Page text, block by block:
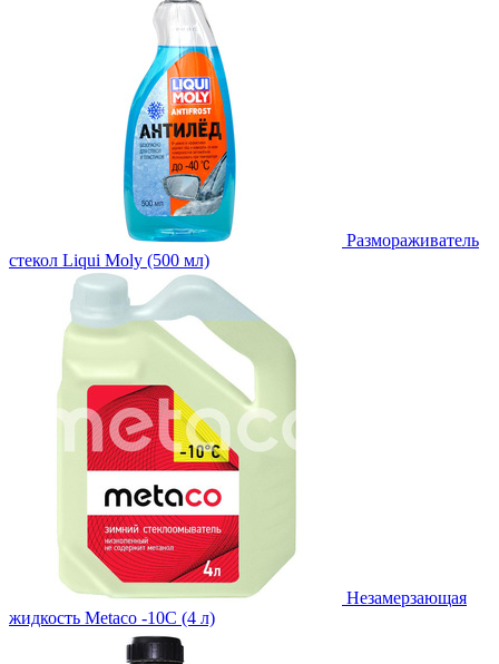
Размораживатель
стекол Liqui Moly (500 мл)
Незамерзающая
жидкость Metaco -10C (4 л)